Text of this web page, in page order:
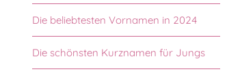
Die beliebtesten Vornamen in 2024
Die schönsten Kurznamen für Jungs